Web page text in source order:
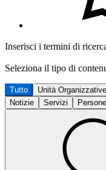
Inserisci i termini di
Seleziona il tipo di
Tutto Unità Organizzative
Notizie
Servizi